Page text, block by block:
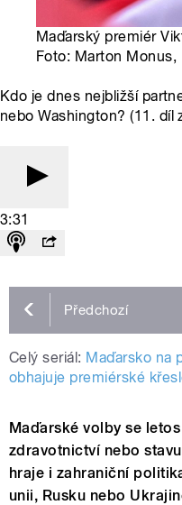
Maďarský premiér
Foto: Marton Monus,
Kdo je dnes nejbližší
nebo Washington? (11. díl
3:31
Předchozí
Celý seriál: Maďarsko na
obhajuje premiérské
Maďarské volby se
zdravotnictví nebo
hraje i zahraniční
unii, Rusku nebo